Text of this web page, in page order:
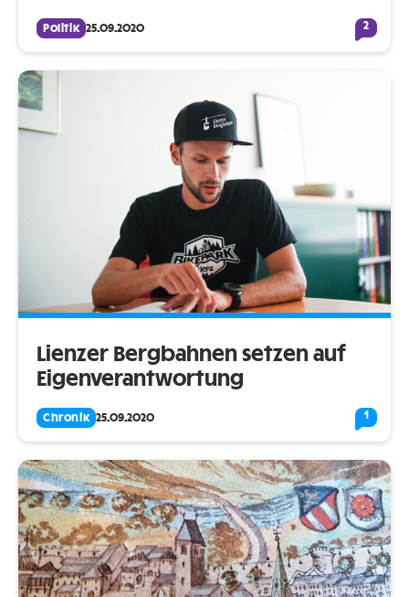
Politik 25.09.2020 2
Lienzer Bergbahnen setzen auf
Eigenverantwortung
Chronik 25.09.2020 1